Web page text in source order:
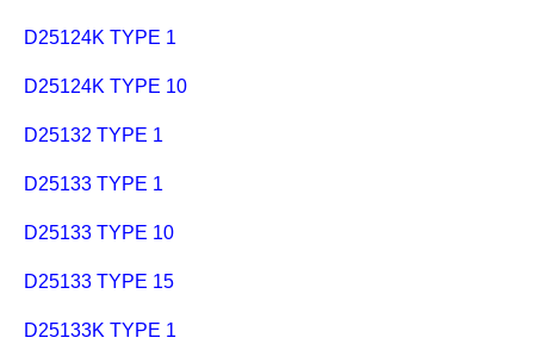
D25124K TYPE 1
D25124K TYPE 10
D25132 TYPE 1
D25133 TYPE 1
D25133 TYPE 10
D25133 TYPE 15
D25133K TYPE 1